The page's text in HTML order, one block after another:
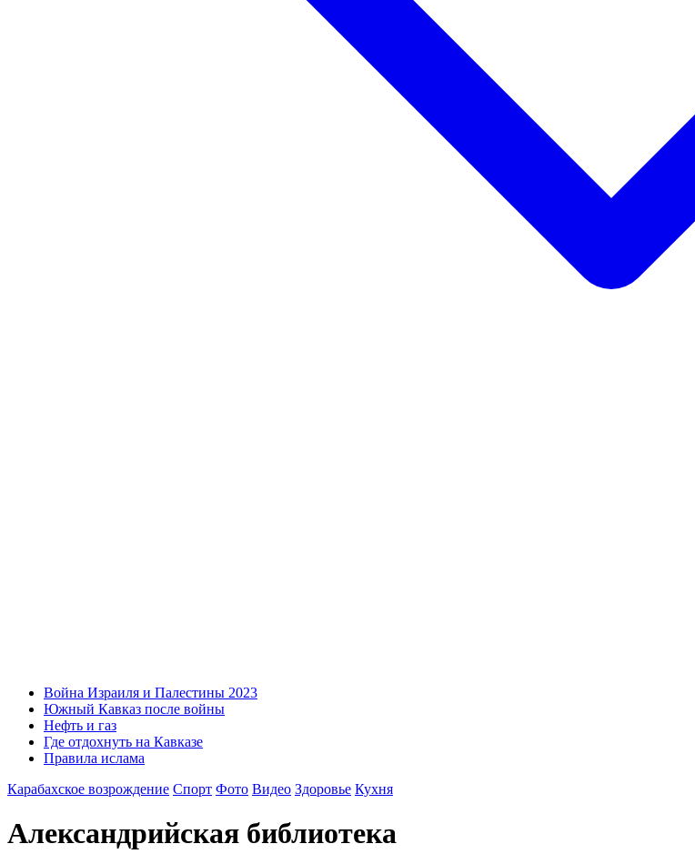
Война Израиля и Палестины 2023
Южный Кавказ после войны
Нефть и газ
Где отдохнуть на Кавказе
Правила ислама
Карабахское возрождение Спорт Фото Видео Здоровье Кухня
Александрийская библиотека